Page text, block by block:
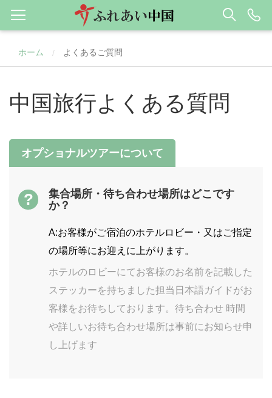
ホーム / よくあるご質問
中国旅行よくある質問
オプショナルツアーについて
?
集合場所・待ち合わせ場所はどこです
か？
A:お客様がご宿泊のホテルロビー・又はご指定
の場所等にお迎えに上がります。
ホテルのロビーにてお客様のお名前を記載した
ステッカーを持ちました担当日本語ガイドがお
客様をお待ちしております。待ち合わせ 時間
や詳しいお待ち合わせ場所は事前にお知らせ申
し上げます